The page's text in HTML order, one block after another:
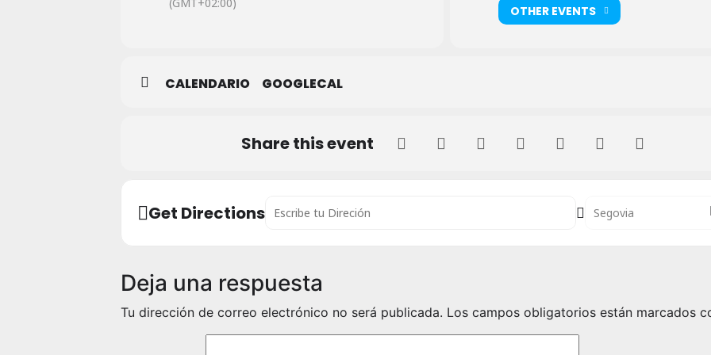
OTHER EVENTS
CALENDARIO GOOGLECAL
Share this event
Get Directions Destination Address -
Deja una respuesta
Tu dirección de correo electrónico no será publicada. Los campos obligatorios están marcados